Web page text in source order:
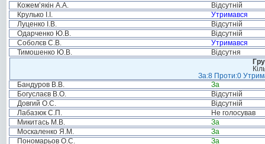
Кожем’якін А.А.
Відсутній
Крулько І.І.
Утримався
Луценко І.В.
Відсутній
Одарченко Ю.В.
Відсутній
Соболєв С.В.
Утримався
Тимошенко Ю.В.
Відсутня
За:8 Проти:0
Бандуров В.В.
За
Богуслаєв В.О.
Відсутній
Довгий О.С.
Відсутній
Лабазюк С.П.
Не голосував
Микитась М.В.
За
Москаленко Я.М.
За
Пономарьов О.С.
За